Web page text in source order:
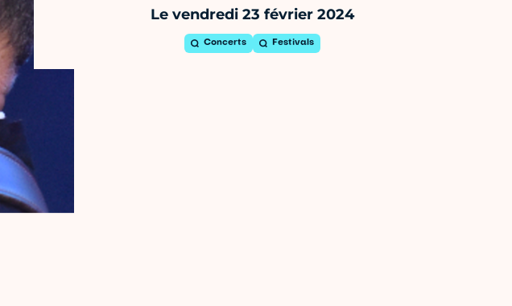
Le vendredi 23 février 2024
Concerts Festivals